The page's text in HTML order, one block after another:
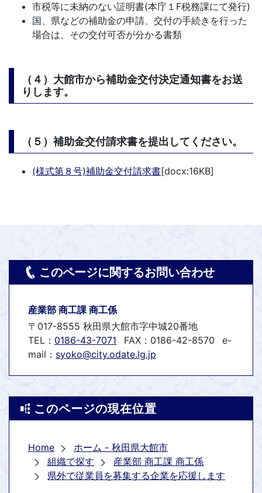
市税等に未納のない証明書(本庁１F税務課にて発行)
国、県などの補助金の申請、交付の手続きを行った
場合は、その交付可否が分かる書類
（４）大館市から補助金交付決定通知書をお送
りします。
（５）補助金交付請求書を提出してください。
(様式第８号)補助金交付請求書[docx:16KB]
このページに関するお問い合わせ
産業部 商工課 商工係
〒017-8555 秋田県大館市字中城20番地
TEL： 0186-43-7071 FAX：0186-42-8570
e-
mail： syoko@city.odate.lg.jp
このページの現在位置
Home
ホーム - 秋田県大館市
組織で探す
産業部 商工課 商工係
県外で従業員を募集する企業を応援します